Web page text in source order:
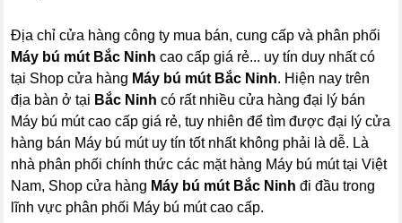
Địa chỉ cửa hàng công ty mua bán, cung cấp và phân phối
Máy bú mút Bắc Ninh cao cấp giá rẻ... uy tín duy nhất có
tại Shop cửa hàng Máy bú mút Bắc Ninh. Hiện nay trên
địa bàn ở tại Bắc Ninh có rất nhiều cửa hàng đại lý bán
Máy bú mút cao cấp giá rẻ, tuy nhiên để tìm được đại lý cửa
hàng bán Máy bú mút uy tín tốt nhất không phải là dễ. Là
nhà phân phối chính thức các mặt hàng Máy bú mút tại Việt
Nam, Shop cửa hàng Máy bú mút Bắc Ninh đi đầu trong
lĩnh vực phân phối Máy bú mút cao cấp.